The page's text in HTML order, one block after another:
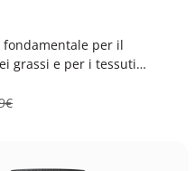
fondamentale per il
grassi e per i tessuti